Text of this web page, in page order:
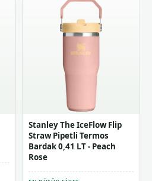
Stanley The IceFlow Flip
Straw Pipetli Termos
Bardak 0,41 LT - Peach
Rose